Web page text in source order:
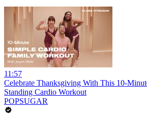
11:57
Celebrate Thanksgiving With This 10-
Standing Cardio Workout
POPSUGAR